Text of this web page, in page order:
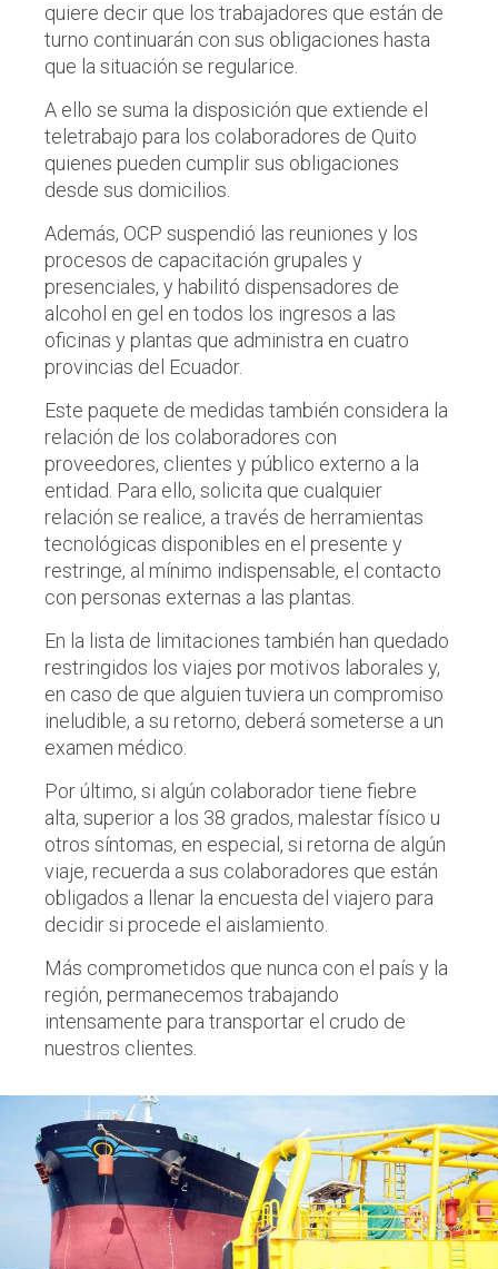
quiere decir que los trabajadores que están de
turno continuarán con sus obligaciones hasta
que la situación se regularice.
A ello se suma la disposición que extiende el
teletrabajo para los colaboradores de Quito
quienes pueden cumplir sus obligaciones
desde sus domicilios.
Además, OCP suspendió las reuniones y los
procesos de capacitación grupales y
presenciales, y habilitó dispensadores de
alcohol en gel en todos los ingresos a las
oficinas y plantas que administra en cuatro
provincias del Ecuador.
Este paquete de medidas también considera la
relación de los colaboradores con
proveedores, clientes y público externo a la
entidad. Para ello, solicita que cualquier
relación se realice, a través de herramientas
tecnológicas disponibles en el presente y
restringe, al mínimo indispensable, el contacto
con personas externas a las plantas.
En la lista de limitaciones también han quedado
restringidos los viajes por motivos laborales y,
en caso de que alguien tuviera un compromiso
ineludible, a su retorno, deberá someterse a un
examen médico.
Por último, si algún colaborador tiene fiebre
alta, superior a los 38 grados, malestar físico u
otros síntomas, en especial, si retorna de algún
viaje, recuerda a sus colaboradores que están
obligados a llenar la encuesta del viajero para
decidir si procede el aislamiento.
Más comprometidos que nunca con el país y la
región, permanecemos trabajando
intensamente para transportar el crudo de
nuestros clientes.